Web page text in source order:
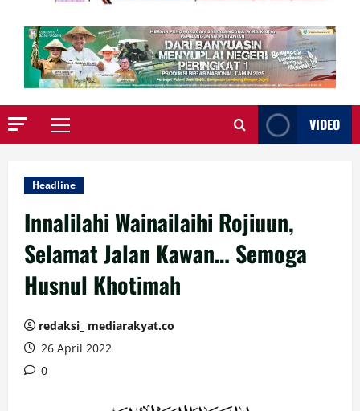
Primary
VIDEO
Headline
Innalilahi Wainailaihi Rojiuun,
Selamat Jalan Kawan… Semoga
Husnul Khotimah
redaksi_ mediarakyat.co
26 April 2022
0